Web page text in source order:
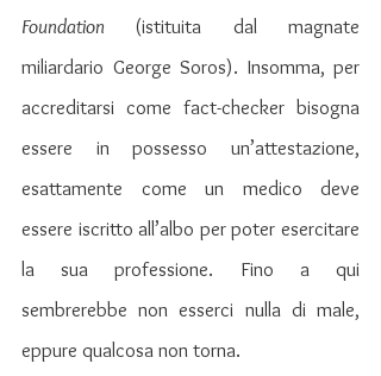
Foundation (istituita dal magnate
miliardario George Soros). Insomma, per
accreditarsi come fact-checker bisogna
essere in possesso un’attestazione,
esattamente come un medico deve
essere iscritto all’albo per poter esercitare
la sua professione. Fino a qui
sembrerebbe non esserci nulla di male,
eppure qualcosa non torna.